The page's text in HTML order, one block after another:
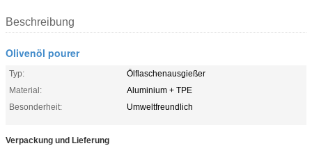
Beschreibung
Olivenöl pourer
Typ:
Ölflaschenausgießer
Material:
Aluminium + TPE
Besonderheit:
Umweltfreundlich
Verpackung und Lieferung